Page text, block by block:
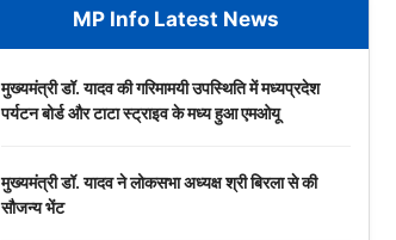
MP Info Latest News
मुख्यमंत्री डॉ. यादव की गरिमामयी उपस्थिति में मध्यप्रदेश
पर्यटन बोर्ड और टाटा स्ट्राइव के मध्य हुआ एमओयू
मुख्यमंत्री डॉ. यादव ने लोकसभा अध्यक्ष श्री बिरला से की
सौजन्य भेंट